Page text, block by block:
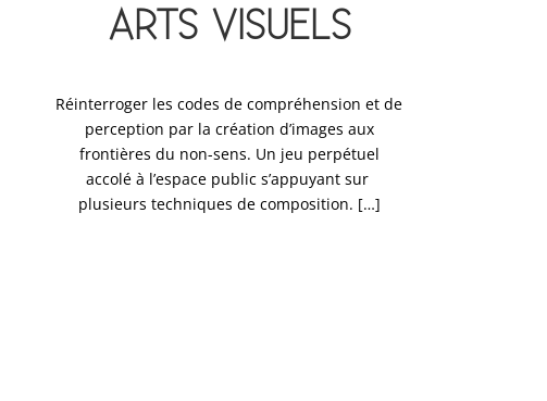
ARTS VISUELS
Réinterroger les codes de compréhension et de
perception par la création d’images aux
frontières du non-sens. Un jeu perpétuel
accolé à l’espace public s’appuyant sur
plusieurs techniques de composition. […]